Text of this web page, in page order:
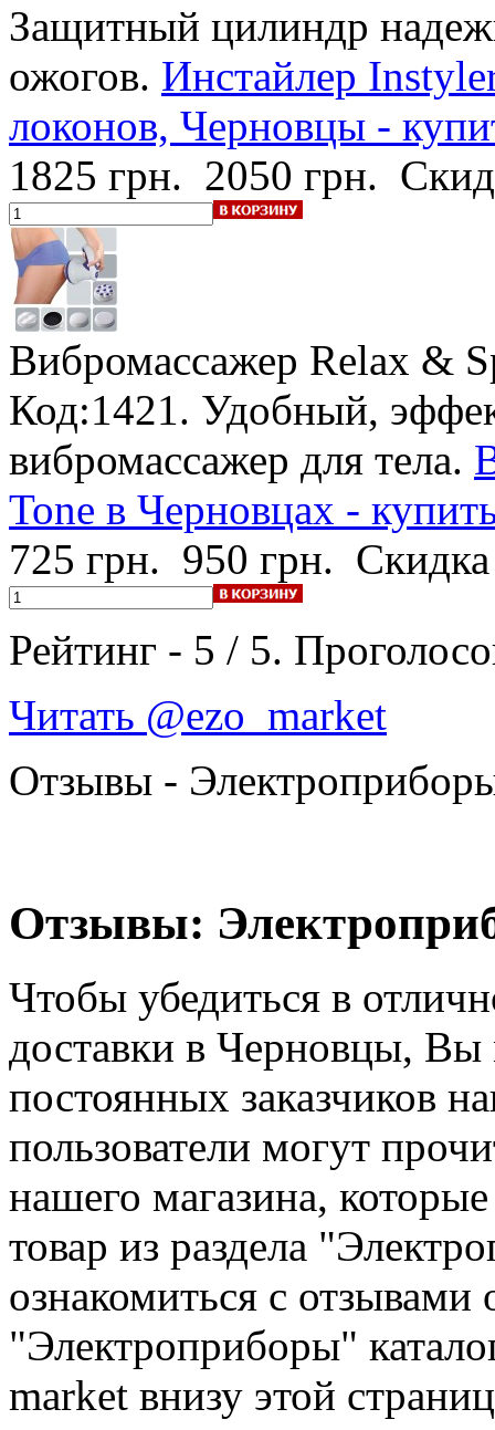
Защитный цилиндр
ожогов. Инстайлер
локонов, Черновцы -
1825 грн. 2050 грн.
Вибромассажер Relax &
Код:1421. Удобный,
вибромассажер для тела.
Tone в Черновцах -
725 грн. 950 грн.
Рейтинг - 5 / 5.
Читать @ezo_market
Отзывы -
Отзывы:
Чтобы убедиться в
доставки в Черновцы, Вы
постоянных заказчиков
пользователи могут
нашего магазина,
товар из раздела
ознакомиться с отзывами
"Электроприборы"
market внизу этой